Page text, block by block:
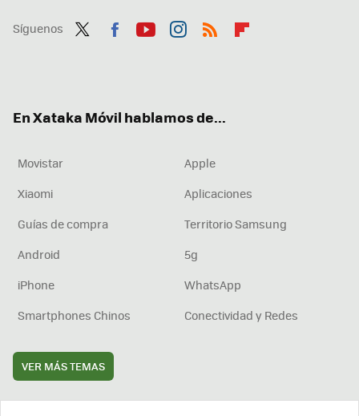
Síguenos
En Xataka Móvil hablamos de...
Movistar
Apple
Xiaomi
Aplicaciones
Guías de compra
Territorio Samsung
Android
5g
iPhone
WhatsApp
Smartphones Chinos
Conectividad y Redes
VER MÁS TEMAS